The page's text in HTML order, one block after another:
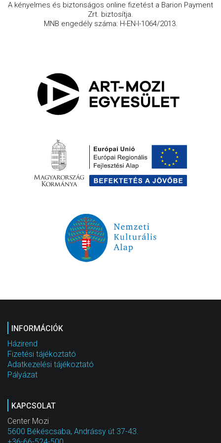
A kényelmes és biztonságos online fizetést a Barion Payment
Zrt. biztosítja.
MNB engedély száma: H-EN-I-1064/2013.
INFORMÁCIÓK
Házirend
Fizetési tájékoztató
Adatkezelési tájékoztató
Pályázat
KAPCSOLAT
Center Mozi
5600 Békéscsaba, Andrássy út 37-43.